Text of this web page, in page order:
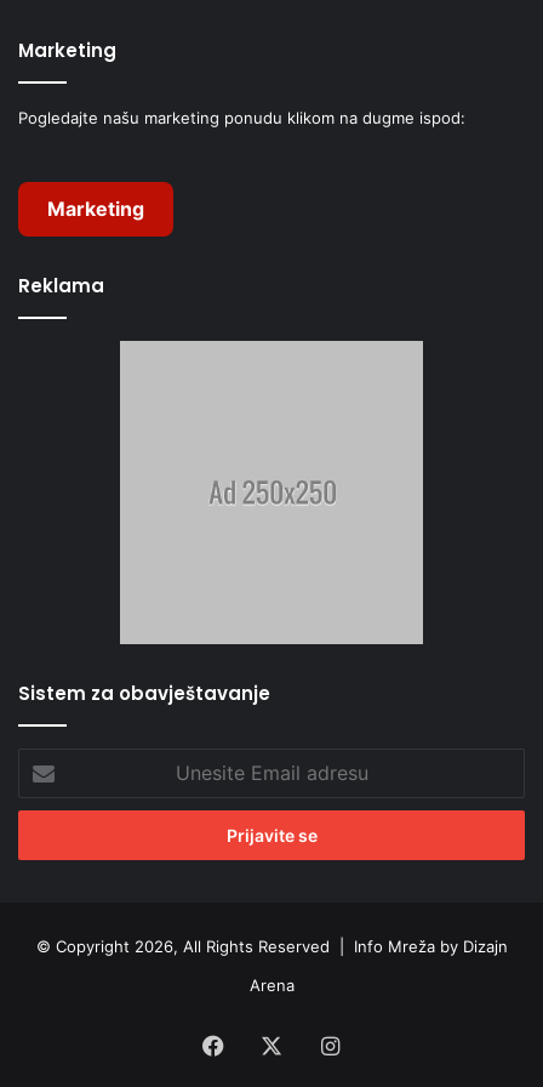
Marketing
Pogledajte našu marketing ponudu klikom na dugme ispod:
Marketing
Reklama
Sistem za obavještavanje
Email
adresu
© Copyright 2026, All Rights Reserved | Info Mreža by Dizajn
Arena
Facebook Instagram